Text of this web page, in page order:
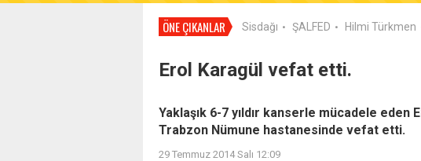
ÖNE ÇIKANLAR Sisdağı • ŞALFED • Hilmi Türkmen
Erol Karagül vefat etti.
Yaklaşık 6-7 yıldır kanserle mücadele
Trabzon Nümune hastanesinde vefat etti.
29 Temmuz 2014 Salı 12:09